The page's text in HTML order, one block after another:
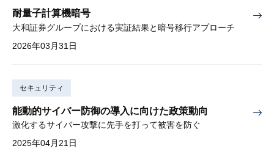
耐量子計算機暗号
大和証券グループにおける実証結果と暗号移行アプローチ
2026年03月31日
セキュリティ
能動的サイバー防御の導入に向けた政策動向
激化するサイバー攻撃に先手を打って被害を防ぐ
2025年04月21日